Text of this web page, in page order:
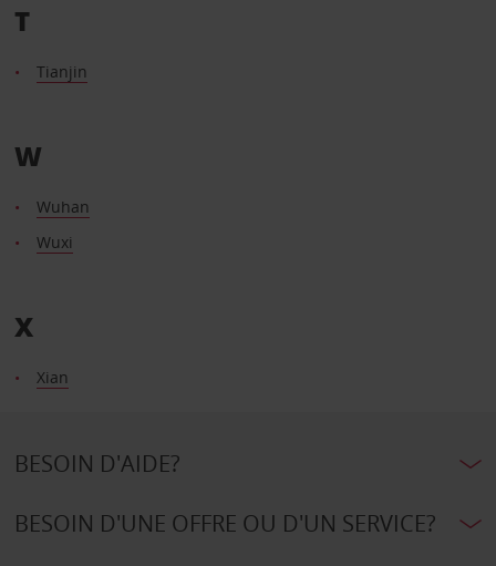
T
Tianjin
W
Wuhan
Wuxi
X
Xian
BESOIN D'AIDE?
BESOIN D'UNE OFFRE OU D'UN SERVICE?